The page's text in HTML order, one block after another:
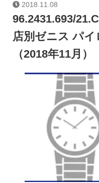
2018.11.08
96.2431.693/
店別ゼニス パ
（2018年11月）